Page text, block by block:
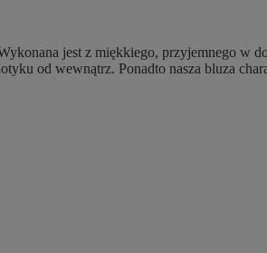
jest z miękkiego, przyjemnego w
od wewnątrz. Ponadto nasza bluza